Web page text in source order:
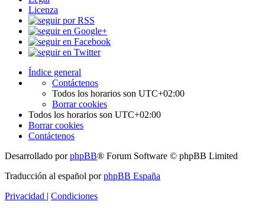
Licenza
Índice general
Contáctenos
Todos los horarios son UTC+02:00
Borrar cookies
Todos los horarios son UTC+02:00
Borrar cookies
Contáctenos
Desarrollado porphpBB® Forum Software © phpBB Limited
Traducción al español porphpBB España
Privacidad | Condiciones